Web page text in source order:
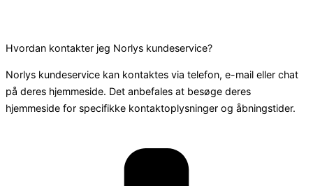
Hvordan kontakter jeg Norlys kundeservice?
Norlys kundeservice kan kontaktes via telefon, e-mail eller chat
på deres hjemmeside. Det anbefales at besøge deres
hjemmeside for specifikke kontaktoplysninger og åbningstider.